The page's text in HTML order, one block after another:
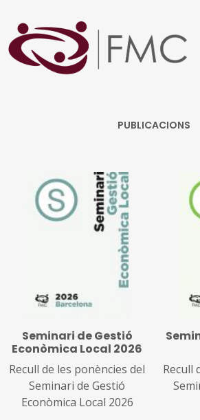
PUBLICACIONS
Seminari de Gestió
Econòmica Local 2026
Recull de les ponències del
Seminari de Gestió
Econòmica Local 2026
Recull